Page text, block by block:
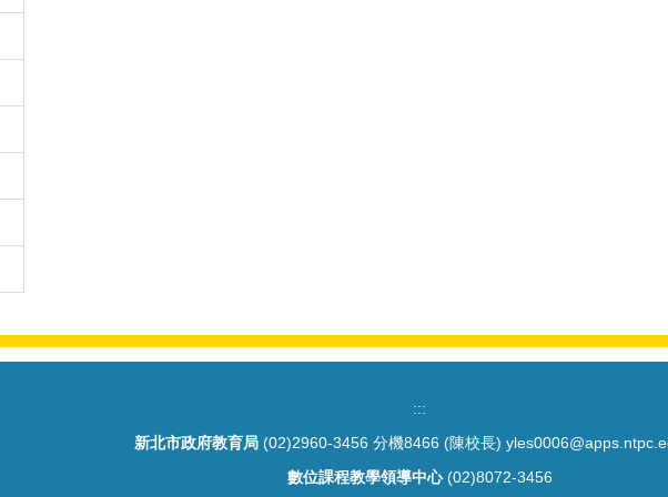
:::
新北市政府教育局 (02)2960-3456 分機8466 (陳校長)
數位課程教學領導中心(02)8072-3456